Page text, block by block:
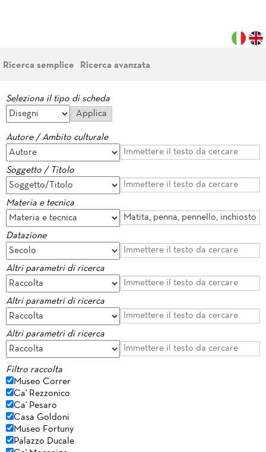
Ricerca semplice Ricerca avanzata
Seleziona il tipo di scheda
Autore / Ambito culturale
Soggetto / Titolo
Materia e tecnica
Datazione
Altri parametri di ricerca
Altri parametri di ricerca
Altri parametri di ricerca
Filtro raccolta
Museo Correr
Ca' Rezzonico
Ca' Pesaro
Casa Goldoni
Museo Fortuny
Palazzo Ducale